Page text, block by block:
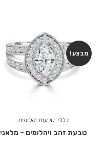
מבצע!
כללי,טבעות יהלומים
טבעת זהב ויהלומים – מלאני